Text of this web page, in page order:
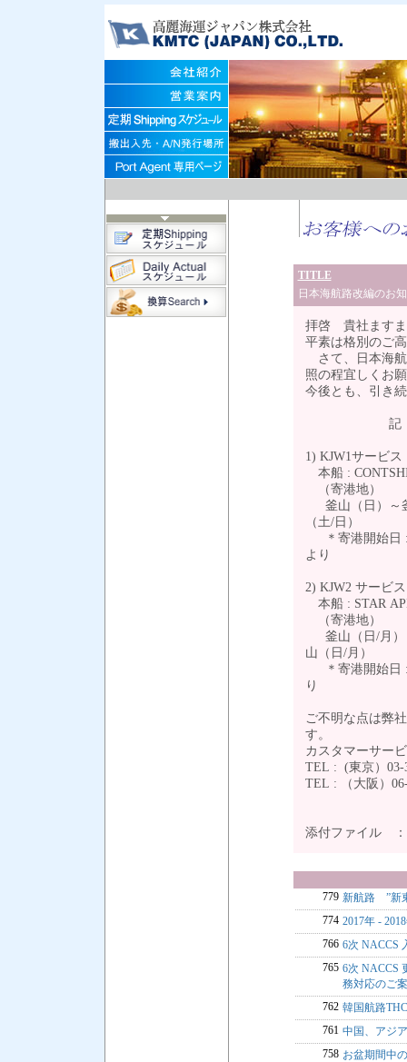
TITLE
日本海航路改編のお
拝啓 貴社ますま
平素は格別のご
さて、日本海航
照の程宜しくお
今後とも、引き
記
1) KJW1サービス
本船 :
（寄港地）
釜山（日）～
（土/日）
＊寄港開始日 :
より
2) KJW2 サービス
本船 : STAR
（寄港地）
釜山（日/月）
山（日/月）
＊寄港開始日 :
り
ご不明な点は弊
す。
カスタマーサー
TEL : (東京）03-
TEL : （大阪）
添付ファイル
779 新航路 ”新
774 2017年 -
766 6次 NACCS
765 6次 NACCS
務対応のご
762 韓国航路
761 中国、アジ
758 お盆期間中